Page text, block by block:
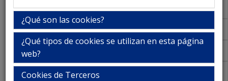
¿Qué son las cookies?
¿Qué tipos de cookies se utilizan en esta página
web?
Cookies de Terceros
Envío de comunicaciones
Descargar normativa
Plantilla
Talleres